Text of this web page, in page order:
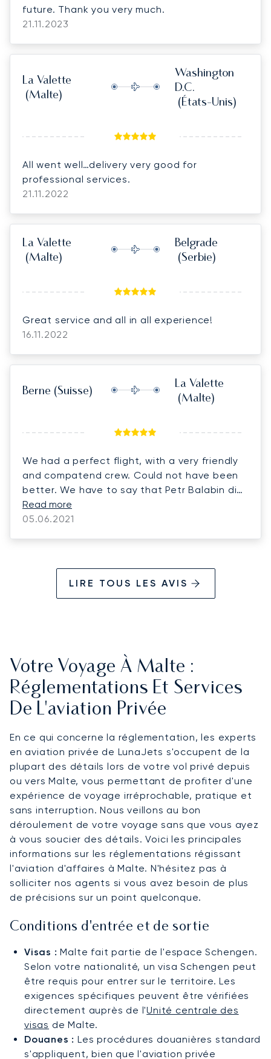
future. Thank you very much.
21.11.2023
La Valette
(Malte)
Washington
D.C.
(États-Unis)
All went well…delivery very good for
professional services.
21.11.2022
La Valette
(Malte)
Belgrade
(Serbie)
Great service and all in all experience!
16.11.2022
Berne (Suisse)
La Valette
(Malte)
We had a perfect flight, with a very friendly
and compatend crew. Could not have been
better. We have to say that Petr Balabin did
a very good job arranging everything for us
and doing his utmost! Super service!!!! Thank
Read more
05.06.2021
LIRE TOUS LES AVIS
Votre Voyage À Malte :
Réglementations Et Services
De L'aviation Privée
En ce qui concerne la réglementation, les experts
en aviation privée de LunaJets s'occupent de la
plupart des détails lors de votre vol privé depuis
ou vers Malte, vous permettant de profiter d'une
expérience de voyage irréprochable, pratique et
sans interruption. Nous veillons au bon
déroulement de votre voyage sans que vous ayez
à vous soucier des détails. Voici les principales
informations sur les réglementations régissant
l'aviation d'affaires à Malte. N'hésitez pas à
solliciter nos agents si vous avez besoin de plus
de précisions sur un point quelconque.
Conditions d'entrée et de sortie
Visas : Malte fait partie de l'espace Schengen.
Selon votre nationalité, un visa Schengen peut
être requis pour entrer sur le territoire. Les
exigences spécifiques peuvent être vérifiées
directement auprès de l'Unité centrale des
visas de Malte.
Douanes : Les procédures douanières standard
s'appliquent, bien que l'aviation privée